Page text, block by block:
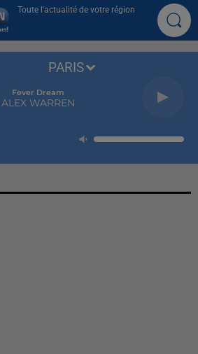
Toute l'actualité de votre région
Fever Dream
ALEX WARREN
PARIS